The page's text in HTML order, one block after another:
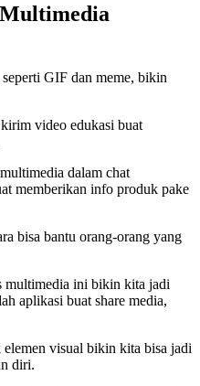
GIF dan meme, bikin
video edukasi buat
dalam chat
memberikan info produk pake
bisa bantu orang-orang yang
multimedia ini bikin kita jadi
aplikasi buat share media,
visual bikin kita bisa jadi
diri.